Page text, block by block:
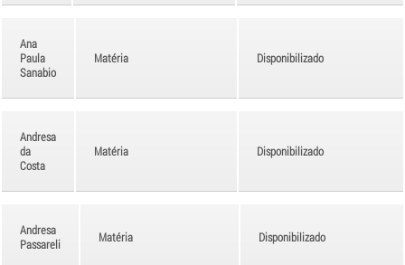
Ana
Paula
Sanabio
Matéria Disponibilizado
Andresa
da
Costa
Matéria Disponibilizado
Andresa
Passareli
Matéria Disponibilizado